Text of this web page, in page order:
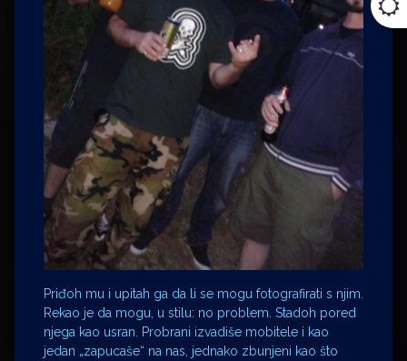
Priđoh mu i upitah ga da li se mogu fotografirati s njim.
Rekao je da mogu, u stilu: no problem. Stadoh pored
njega kao usran. Probrani izvadiše mobitele i kao
jedan „zapucaše“ na nas, jednako zbunjeni kao što